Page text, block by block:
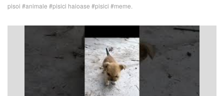
pisoi #animale #pisici haioase #pisici #meme.